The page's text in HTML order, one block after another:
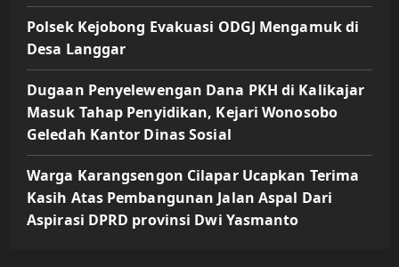
Polsek Kejobong Evakuasi ODGJ Mengamuk di
Desa Langgar
Dugaan Penyelewengan Dana PKH di Kalikajar
Masuk Tahap Penyidikan, Kejari Wonosobo
Geledah Kantor Dinas Sosial
Warga Karangsengon Cilapar Ucapkan Terima
Kasih Atas Pembangunan Jalan Aspal Dari
Aspirasi DPRD provinsi Dwi Yasmanto